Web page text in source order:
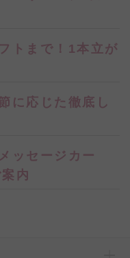
トまで！1本立が
に応じた徹底し
ッセージカー
内